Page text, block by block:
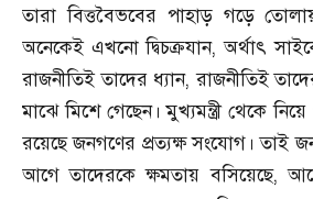
তারা বিত্তবৈভবের পাহাড় গড়ে
অনেকেই এখনো দ্বিচক্রযান,অর্থাৎ
রাজনীতিই তাদের ধ্যান,রাজনীতিই
মাঝে মিশে গেছেন। মুখ্যমন্ত্রী থেকে নিয়ে
রয়েছে জনগণের প্রত্যক্ষ সংযোগ। তাই
আগে তাদেরকে ক্ষমতায় বসিয়েছে,